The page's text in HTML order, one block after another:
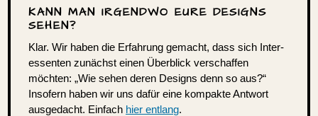
KANN MAN IRGENDWO EURE DESIGNS
SEHEN?
Klar. Wir haben die Erfah­rung gemacht, dass sich Inter­
es­senten zunächst einen Über­blick verschaffen
möchten: „Wie sehen deren Designs denn so aus?“
Insofern haben wir uns dafür eine kompakte Antwort
ausge­dacht. Einfach hier entlang.